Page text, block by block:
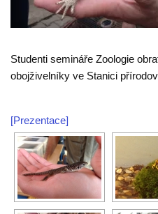
Studenti semináře Zoologie
obojživelníky ve Stanici
[Prezentace]